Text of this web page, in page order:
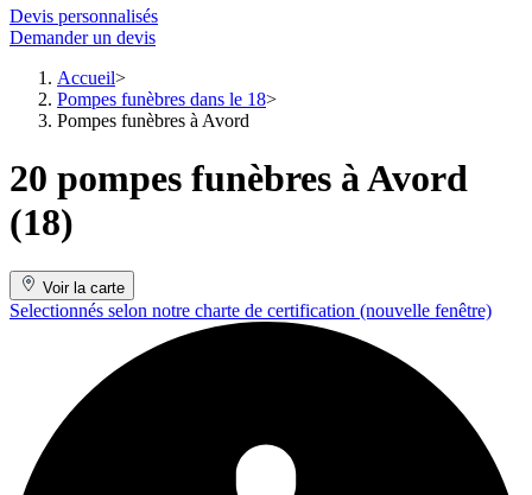
Devis personnalisés
Demander un devis
Accueil
Pompes funèbres dans le 18
Pompes funèbres à Avord
20 pompes funèbres à Avord
(18)
Voir la carte
Selectionnés selon notre charte de certification (nouvelle fenêtre)